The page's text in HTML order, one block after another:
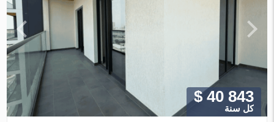
$ 40 843
كل سنة